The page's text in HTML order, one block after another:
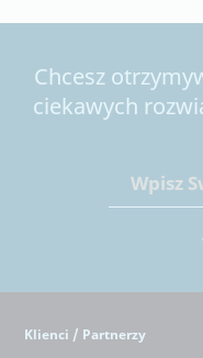
Chcesz
ciekawych
Klienci / Partnerzy